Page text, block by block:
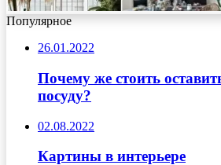
Популярное
26.01.2022
Почему же стоить
посуду?
02.08.2022
Картины в интерьере